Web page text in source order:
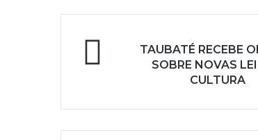
o
e
n
TAUBATÉ RECEBE
SOBRE NOVAS
CULTURA